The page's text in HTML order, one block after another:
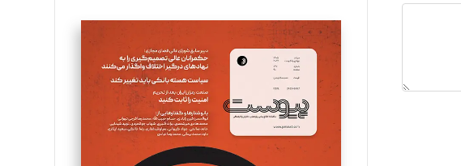
تحریریه
سروش کرمیان
تحریریه
مینا پاکدل